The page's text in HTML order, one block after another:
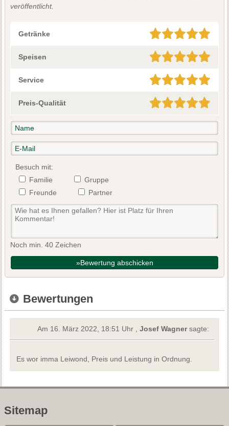
veröffentlicht.
Getränke
Speisen
Service
Preis-Qualität
Besuch mit:
Familie
Gruppe
Freunde
Partner
Noch min. 40 Zeichen
»Bewertung abschicken
Bewertungen
Am 16. März 2022, 18:51 Uhr ,Josef Wagnersagte:
Es wor imma Leiwond, Preis und Leistung in Ordnung.
Sitemap